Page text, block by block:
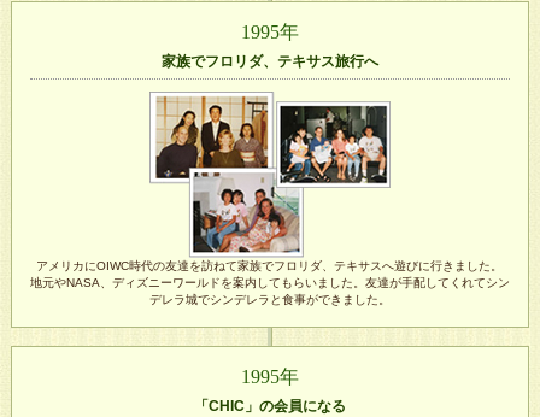
1995年
家族でフロリダ、テキサス旅行へ
アメリカにOIWC時代の友達を訪ねて家族でフロリダ、テキサスへ遊びに行きました。
地元やNASA、ディズニーワールドを案内してもらいました。友達が手配してくれてシン
デレラ城でシンデレラと食事ができました。
1995年
「CHIC」の会員になる